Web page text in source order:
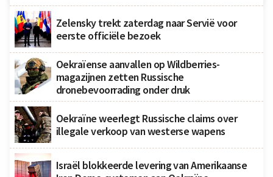
Zelensky trekt zaterdag naar Servië voor
eerste officiële bezoek
Oekraïense aanvallen op Wildberries-
magazijnen zetten Russische
dronebevoorrading onder druk
Oekraïne weerlegt Russische claims over
illegale verkoop van westerse wapens
Israël blokkeerde levering van Amerikaanse